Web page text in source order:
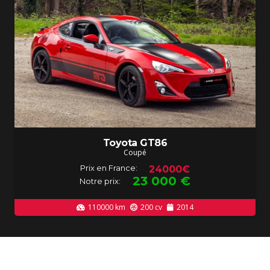
Toyota GT86
Coupé
Prix en France: 24000€
Notre prix: 23 000 €
110000 km 200cv 2014